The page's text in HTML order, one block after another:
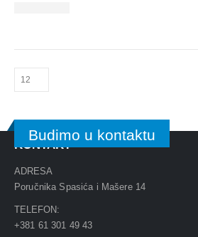
Budimo u kontaktu
KONTAKT
ADRESA
Poručnika Spasića i Mašere 14
TELEFON:
+381 61 301 49 43